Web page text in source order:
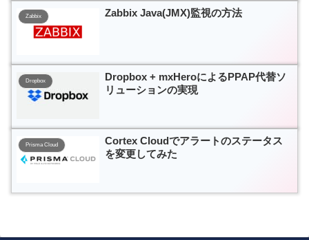
Zabbix Zabbix Java(JMX)監視の方法
Dropbox
Dropbox + mxHeroによるPPAP代替ソ
リューションの実現
Prisma Cloud
Cortex Cloudでアラートのステータス
を変更してみた